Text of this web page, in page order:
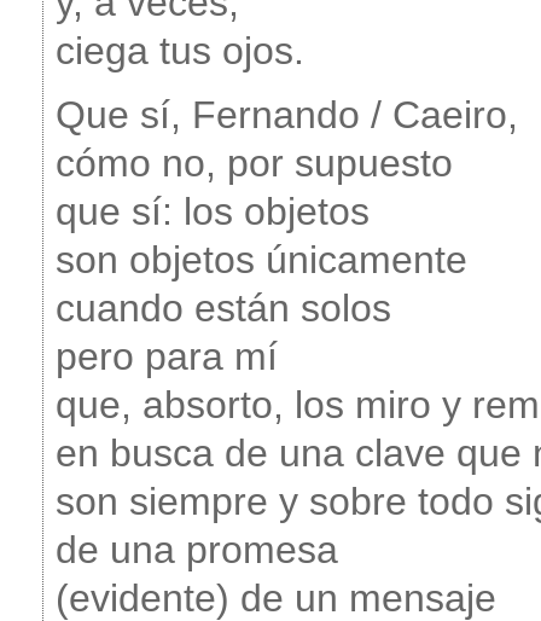
ciega tus ojos.
Que sí, Fernando / Caeiro,
cómo no, por supuesto
que sí: los objetos
son objetos únicamente
cuando están solos
pero para mí
que, absorto, los miro y
en busca de una clave que
son siempre y sobre todo
de una promesa
(evidente) de un mensaje